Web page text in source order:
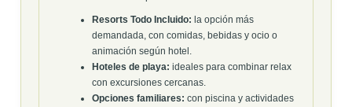
Resorts Todo Incluido: la opción más
demandada, con comidas, bebidas y ocio o
animación según hotel.
Hoteles de playa: ideales para combinar relax
con excursiones cercanas.
Opciones familiares: con piscina y actividades